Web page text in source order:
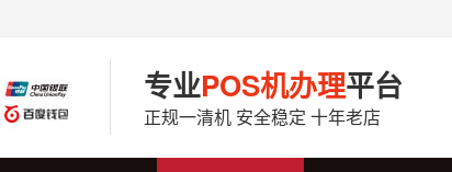
专业POS机办理平台
正规一清机 安全稳定 十年老店